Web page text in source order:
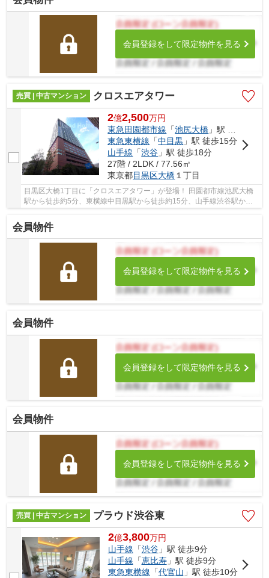
会員登録をして限定物件を見る
売買 | 中古マンション クロスエアタワー
2億2,500万円
東急田園都市線 「池尻大橋 」駅 徒歩5分
東急東横線 「中目黒 」駅 徒歩15分
山手線 「渋谷 」駅 徒歩18分
27階 / 2LDK / 77.56㎡
東京都目黒区大橋 １丁目
目黒区大橋1丁目に「クロスエアタワー」が登場！ 田園都市線池尻大橋
駅から徒歩約5分、東横線中目黒駅から徒歩約15分、山手線渋谷駅から
徒歩約18分。 10路線3駅利用可能な大変便利な立...
会員物件
会員登録をして限定物件を見る
会員物件
会員登録をして限定物件を見る
会員物件
会員登録をして限定物件を見る
売買 | 中古マンション プラウド渋谷東
2億3,800万円
山手線 「渋谷」駅 徒歩9分
山手線 「恵比寿」駅 徒歩9分
東急東横線 「代官山 」駅 徒歩10分